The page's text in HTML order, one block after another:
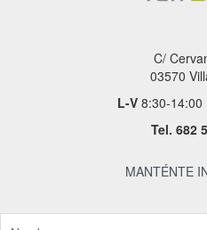
C/
03570
L-V8:30-14:00
Tel. 682
MANTÉNTE